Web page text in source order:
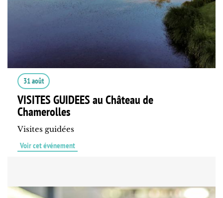
31 août
VISITES GUIDEES au Château de
Chamerolles
Visites guidées
Voir cet événement